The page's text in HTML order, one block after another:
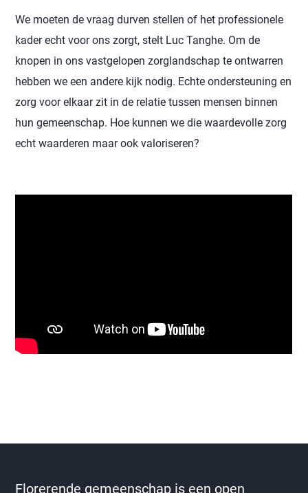
We moeten de vraag durven stellen of het professionele
kader echt voor ons zorgt, stelt Luc Tanghe. Om de
knopen in ons vastgelopen zorglandschap te ontwarren
hebben we een andere kijk nodig. Echte ondersteuning en
zorg voor elkaar zit in de relatie tussen mensen binnen
hun gemeenschap. Hoe kunnen we die waardevolle zorg
echt waarderen maar ook valoriseren?
Florerende gemeenschap is een open